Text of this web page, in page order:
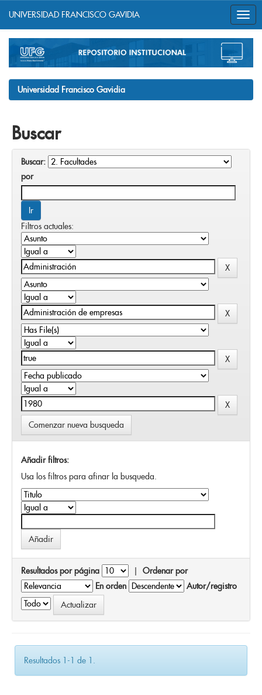
navigation
UNIVERSIDAD FRANCISCO GAVIDIA
Universidad Francisco Gavidia
Buscar
Buscar:
por
Filtros actuales:
Comenzar nueva busqueda
Añadir filtros:
Usa los filtros para afinar la busqueda.
Resultados por página | Ordenar por
En orden
Autor/registro
Resultados 1-1 de 1.